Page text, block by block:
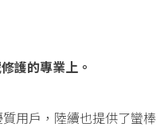
護的專業上。
用戶，陸續也提供了蠻棒